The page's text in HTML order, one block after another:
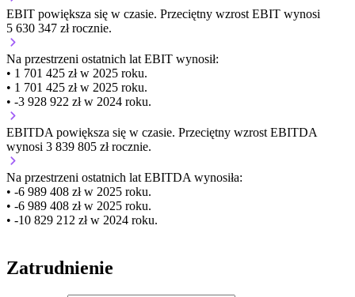
EBIT powiększa się w czasie. Przeciętny wzrost EBIT wynosi
5 630 347 zł rocznie.
Na przestrzeni ostatnich lat EBIT wynosił:
• 1 701 425 zł w 2025 roku.
• 1 701 425 zł w 2025 roku.
• -3 928 922 zł w 2024 roku.
EBITDA powiększa się w czasie. Przeciętny wzrost EBITDA
wynosi 3 839 805 zł rocznie.
Na przestrzeni ostatnich lat EBITDA wynosiła:
• -6 989 408 zł w 2025 roku.
• -6 989 408 zł w 2025 roku.
• -10 829 212 zł w 2024 roku.
Zatrudnienie